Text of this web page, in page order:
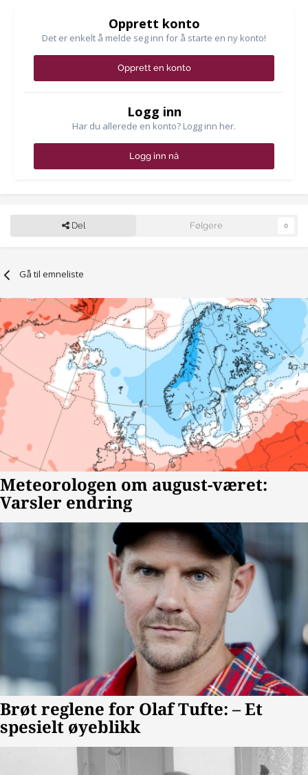
Opprett konto
Det er enkelt å melde seg inn for å starte en ny konto!
Opprett en konto
Logg inn
Har du allerede en konto? Logg inn her.
Logg inn nå
Del Følgere 0
Gå til emneliste